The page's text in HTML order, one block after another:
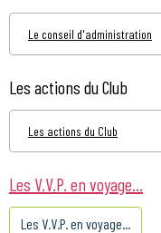
Le conseil d'administration
Les actions du Club
Les actions du Club
Les V.V.P. en voyage...
Les V.V.P. en voyage...